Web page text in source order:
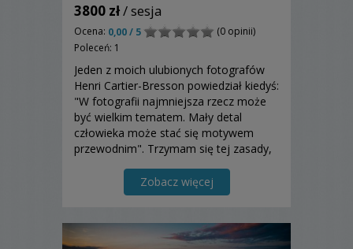
3800 zł/ sesja
Ocena: 0,00 / 5
(0 opinii)
Poleceń: 1
Jeden z moich ulubionych fotografów
Henri Cartier-Bresson powiedział kiedyś:
"W fotografii najmniejsza rzecz może
być wielkim tematem. Mały detal
człowieka może stać się motywem
przewodnim". Trzymam się tej zasady,
Zobacz więcej